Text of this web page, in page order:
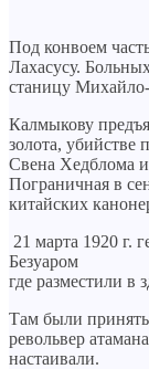
Под конвоем
Лахасусу.
станицу
Калмыкову
золота, убийстве
Свена Хедблома
Пограничная в
китайских
21 марта 1920 г.
Безуаром 16
где разместили в
Там были
револьвер
настаивали.